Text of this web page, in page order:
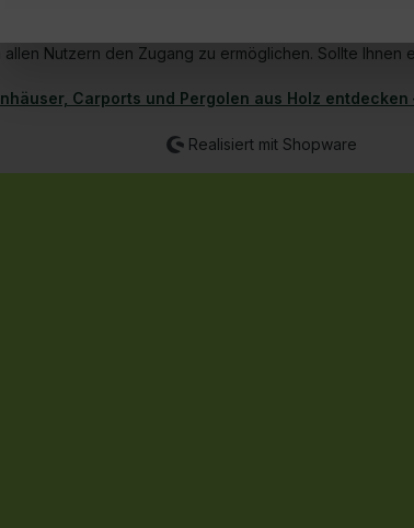
Nutzern den Zugang zu ermöglichen. Sollte
Carports und Pergolen aus Holz entdecken
Realisiert mit Shopware